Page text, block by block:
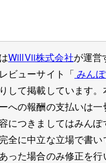
WillVii株式会社が運営
ビューサイト「 みん
して掲載しています
への報酬の支払いは一
につきましてはみん
全に中立な立場で書
った場合のみ修正を